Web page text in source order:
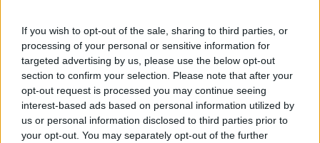
If you wish to opt-out of the sale, sharing to third parties, or
processing of your personal or sensitive information for
targeted advertising by us, please use the below opt-out
section to confirm your selection. Please note that after your
opt-out request is processed you may continue seeing
interest-based ads based on personal information utilized by
us or personal information disclosed to third parties prior to
your opt-out. You may separately opt-out of the further